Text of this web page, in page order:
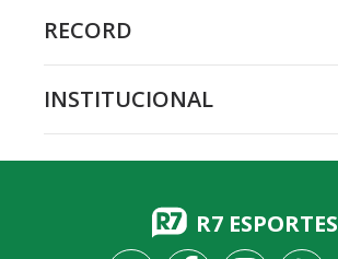
RECORD
INSTITUCIONAL
R7 ESPORTES